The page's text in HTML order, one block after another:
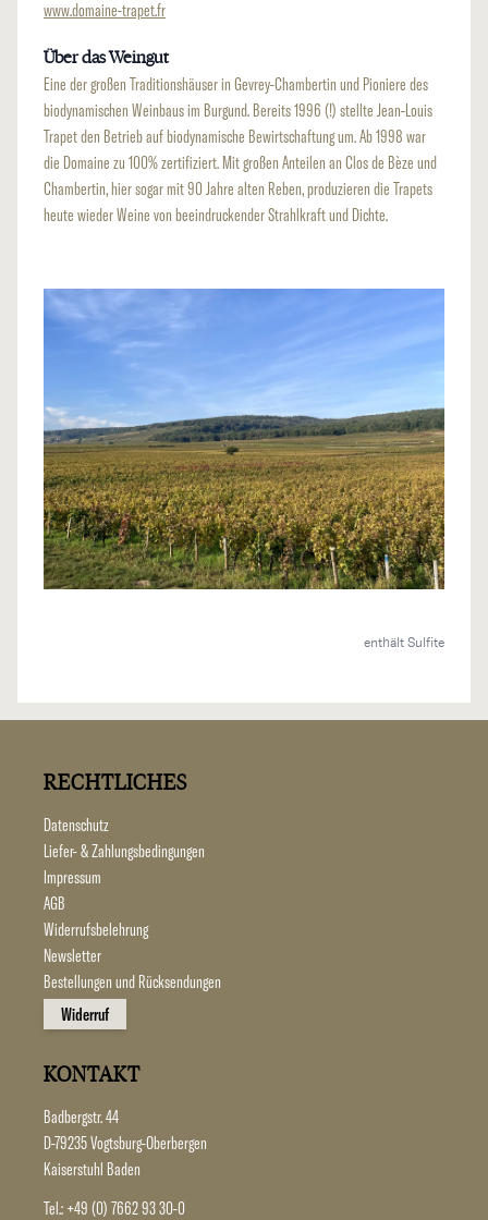
www.domaine-trapet.fr
Über das Weingut
Eine der großen Traditionshäuser in Gevrey-Chambertin und Pioniere des
biodynamischen Weinbaus im Burgund. Bereits 1996 (!) stellte Jean-Louis
Trapet den Betrieb auf biodynamische Bewirtschaftung um. Ab 1998 war
die Domaine zu 100% zertifiziert. Mit großen Anteilen an Clos de Bèze und
Chambertin, hier sogar mit 90 Jahre alten Reben, produzieren die Trapets
heute wieder Weine von beeindruckender Strahlkraft und Dichte.
enthält Sulfite
RECHTLICHES
Datenschutz
Liefer- & Zahlungsbedingungen
Impressum
AGB
Widerrufsbelehrung
Newsletter
Bestellungen und Rücksendungen
Widerruf
KONTAKT
Badbergstr. 44
D-79235 Vogtsburg-Oberbergen
Kaiserstuhl Baden
Tel.: +49 (0) 7662 93 30-0